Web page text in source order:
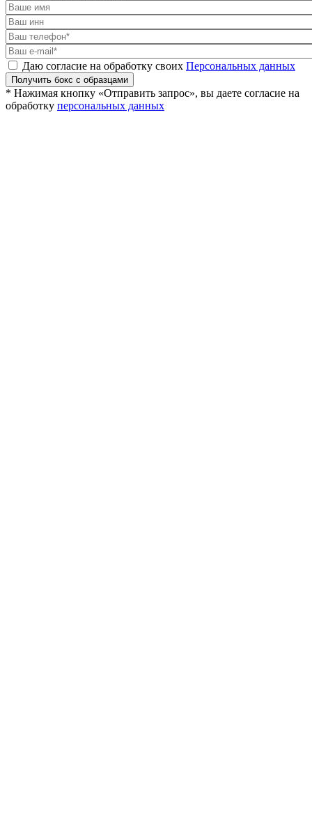
Даю согласие на обработку своих Персональных данных
Получить бокс с образцами
* Нажимая кнопку «Отправить запрос», вы даете согласие на
обработку персональных данных